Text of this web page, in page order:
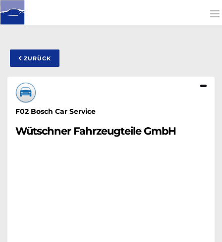
ZURÜCK
F02 Bosch Car Service
Wütschner Fahrzeugteile GmbH